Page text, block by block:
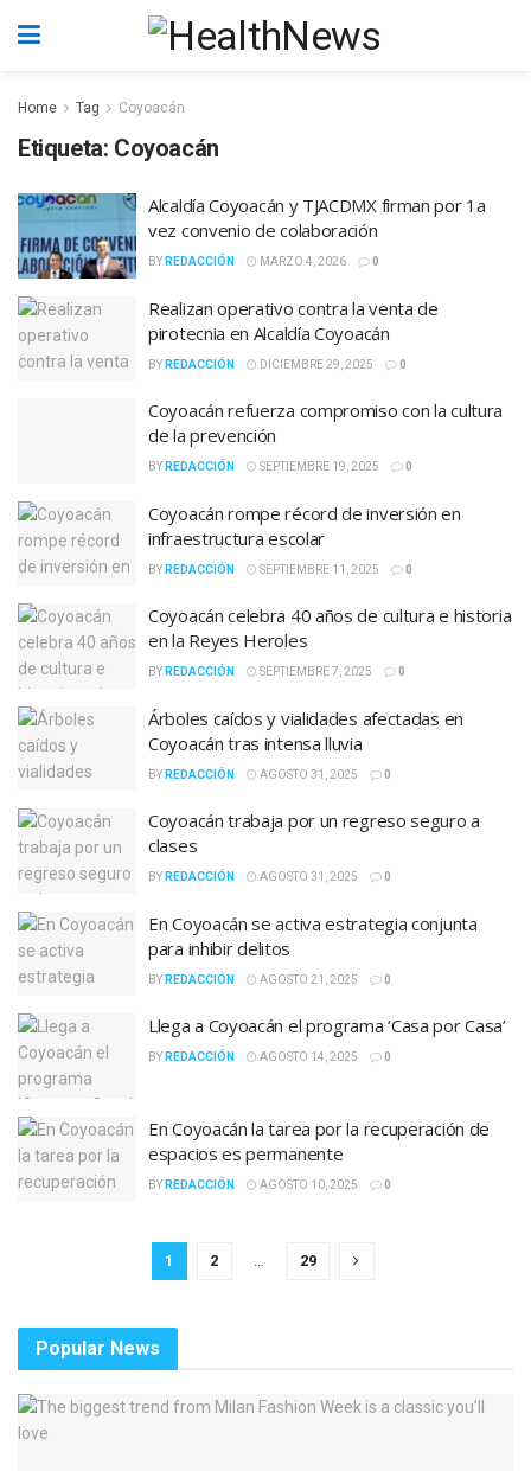
Home Tag Coyoacán
Etiqueta: Coyoacán
Alcaldía Coyoacán y TJACDMX firman por 1a
vez convenio de colaboración
BY REDACCIÓN MARZO 4, 2026 0
Realizan operativo contra la venta de
pirotecnia en Alcaldía Coyoacán
BY REDACCIÓN DICIEMBRE 29, 2025 0
Coyoacán refuerza compromiso con la cultura
de la prevención
BY REDACCIÓN SEPTIEMBRE 19, 2025 0
Coyoacán rompe récord de inversión en
infraestructura escolar
BY REDACCIÓN SEPTIEMBRE 11, 2025 0
Coyoacán celebra 40 años de cultura e historia
en la Reyes Heroles
BY REDACCIÓN SEPTIEMBRE 7, 2025 0
Árboles caídos y vialidades afectadas en
Coyoacán tras intensa lluvia
BY REDACCIÓN AGOSTO 31, 2025 0
Coyoacán trabaja por un regreso seguro a
clases
BY REDACCIÓN AGOSTO 31, 2025 0
En Coyoacán se activa estrategia conjunta
para inhibir delitos
BY REDACCIÓN AGOSTO 21, 2025 0
Llega a Coyoacán el programa ‘Casa por Casa’
BY REDACCIÓN AGOSTO 14, 2025 0
En Coyoacán la tarea por la recuperación de
espacios es permanente
BY REDACCIÓN AGOSTO 10, 2025 0
1 2 … 29
Popular News